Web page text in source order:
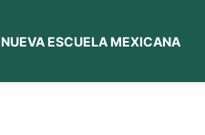
NUEVA ESCUELA MEXICANA